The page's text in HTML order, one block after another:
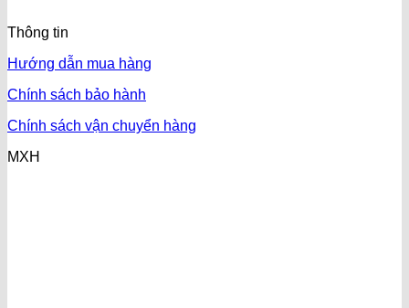
Thông tin
Hướng dẫn mua hàng
Chính sách bảo hành
Chính sách vận chuyển hàng
MXH